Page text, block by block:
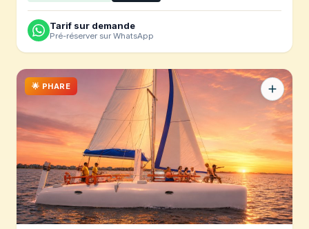
Tarif sur demande
Pré-réserver sur WhatsApp
🌟 PHARE